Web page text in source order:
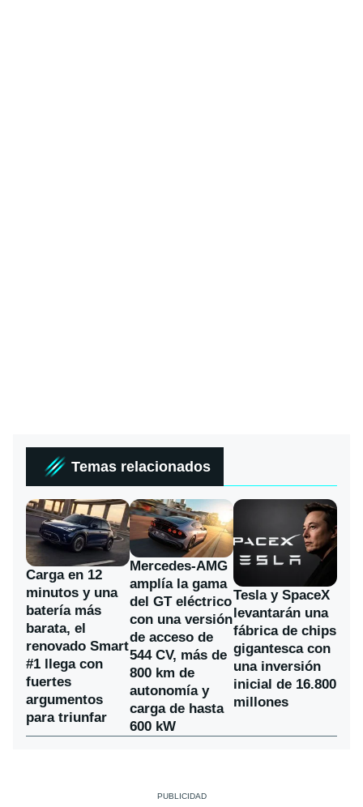
Temas relacionados
Carga en 12
minutos y una
batería más
barata, el
renovado Smart
#1 llega con
fuertes
argumentos
para triunfar
Mercedes-AMG
amplía la gama
del GT eléctrico
con una versión
de acceso de
544 CV, más de
800 km de
autonomía y
carga de hasta
600 kW
Tesla y SpaceX
levantarán una
fábrica de chips
gigantesca con
una inversión
inicial de 16.800
millones